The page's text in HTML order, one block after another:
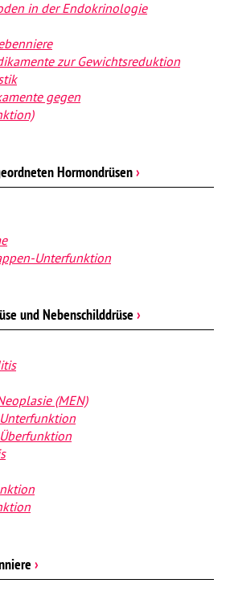
in der Endokrinologie
zur Gewichtsreduktion
gegen
Hormondrüsen›
Unterfunktion
und Nebenschilddrüse ›
(MEN)
›